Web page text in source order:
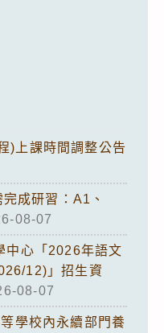
)上課時間調整公告
成研習：A1、
08-07
中心「2026年語文
12)」招生資
08-07
學校內永續部門養